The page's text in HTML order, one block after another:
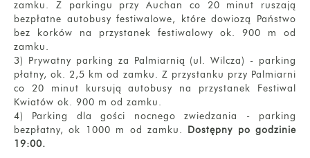
zamku. Z parkingu przy Auchan co 20 minut ruszają
bezpłatne autobusy festiwalowe, które dowiozą Państwo
bez korków na przystanek festiwalowy ok. 900 m od
zamku.
3) Prywatny parking za Palmiarnią (ul. Wilcza) - parking
płatny, ok. 2,5 km od zamku. Z przystanku przy Palmiarni
co 20 minut kursują autobusy na przystanek Festiwal
Kwiatów ok. 900 m od zamku.
4) Parking dla gości nocnego zwiedzania - parking
bezpłatny, ok 1000 m od zamku. Dostępny po godzinie
19:00.